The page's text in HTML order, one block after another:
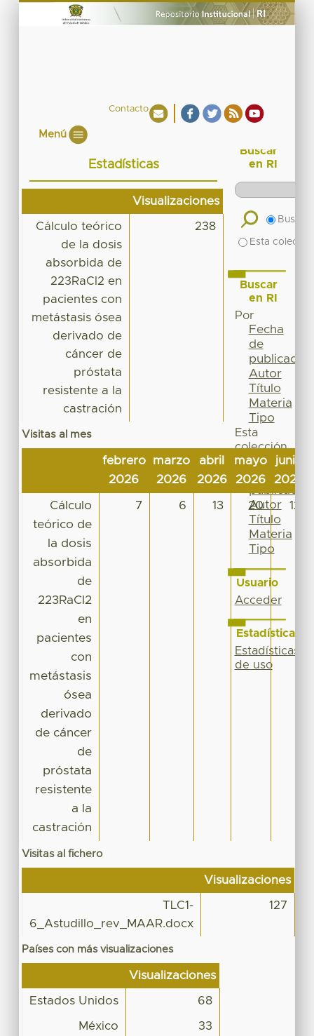
Contacto
Menú
Estadísticas
Visualizaciones
Cálculo teórico
de la dosis
absorbida de
223RaCl2 en
pacientes con
metástasis ósea
derivado de
cáncer de
próstata
resistente a la
castración
238
Visitas al mes
febrero
2026
marzo
2026
abril
2026
mayo
2026
junio
2026
Cálculo
teórico de
la dosis
absorbida
de
223RaCl2
en
pacientes
con
metástasis
ósea
derivado
de cáncer
de
próstata
resistente
a la
castración
7 6 13 20 12
Visitas al fichero
Visualizaciones
TLC1-
6_Astudillo_rev_MAAR.docx
127
Países con más visualizaciones
Visualizaciones
Estados Unidos 68
México 33
Buscar
en RI
Buscar
Esta
Buscar
en RI
Por
Fecha
de
publicación
Autor
Título
Materia
Tipo
Esta
colección
Fecha
de
publicación
Autor
Título
Materia
Tipo
Usuario
Acceder
Estadísticas
Estadísticas
de uso